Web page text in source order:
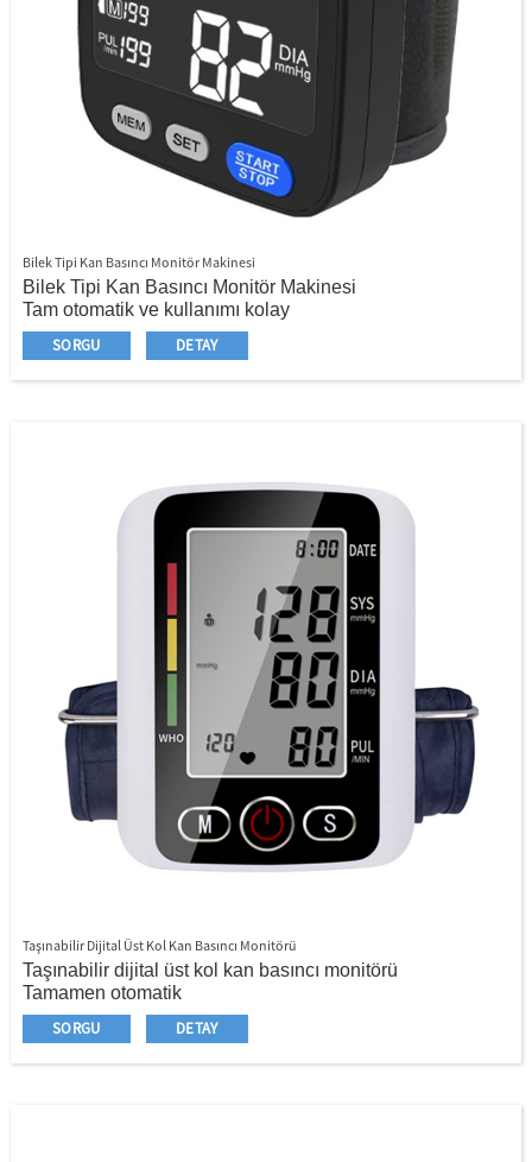
Bilek Tipi Kan Basıncı Monitör Makinesi
Bilek Tipi Kan Basıncı Monitör Makinesi
Tam otomatik ve kullanımı kolay
Taşınabilir Bilek Tipi
Ekstra büyük LCD boyutu
IHB göstergesi
SORGU DETAY
Taşınabilir Dijital Üst Kol Kan Basıncı Monitörü
Taşınabilir dijital üst kol kan basıncı monitörü
Tamamen otomatik
Büyük LCD ekran
Kim belirtiyor
Rekabet fiyatı
SORGU DETAY